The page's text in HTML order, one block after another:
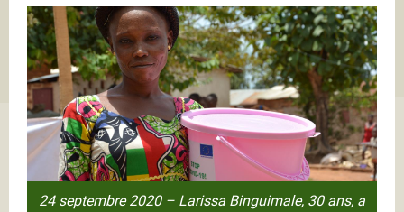
24 septembre 2020 – Larissa Binguimale, 30 ans, a